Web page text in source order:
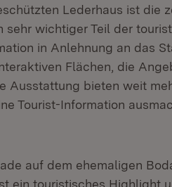
Lederhaus ist die
wichtiger Teil der
in Anlehnung an das
Flächen, die
Ausstattung bieten weit
Tourist-Information
auf dem ehemaligen
ein touristisches Highlight